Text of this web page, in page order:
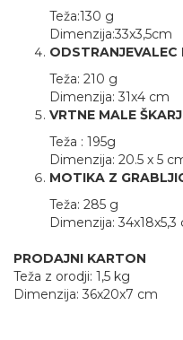
Teža:130 g
Dimenzija:33x3,5cm
ODSTRANJEVALEC
Teža: 210 g
Dimenzija: 31x4 cm
VRTNE MALE
Teža : 195g
Dimenzija: 20.5 x 5
MOTIKA Z
Teža: 285 g
Dimenzija: 34x18x5,3
PRODAJNI KARTON
Teža z orodji: 1,5 kg
Dimenzija: 36x20x7 cm